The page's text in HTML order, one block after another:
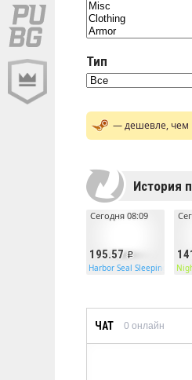
Тип
— дешевле, чем
История
195.57
Сегодня 08:09
Harbor Seal Sleeping Bag
ЧАТ 0 онлайн